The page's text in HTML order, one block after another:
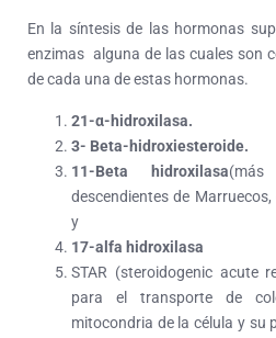
En la síntesis de las hormonas
enzimas alguna de las cuales son
de cada una de estas hormonas.
21-α-hidroxilasa.
3- Beta-hidroxiesteroide.
11-Beta hidroxilasa
descendientes de
y
17-alfa hidroxilasa
STAR (steroidogenic acute
para el transporte de
mitocondria de la célula y su